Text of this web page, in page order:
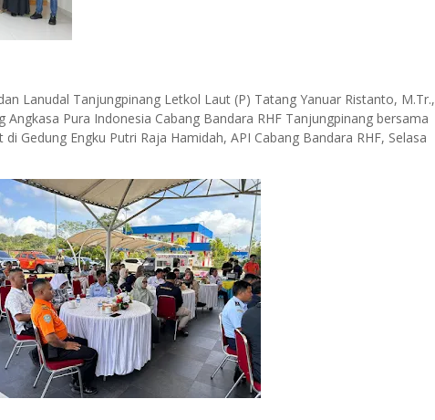
Lanudal Tanjungpinang Letkol Laut (P) Tatang Yanuar Ristanto, M.Tr.,
Pura Indonesia Cabang Bandara RHF Tanjungpinang bersama
Gedung Engku Putri Raja Hamidah, API Cabang Bandara RHF, Selasa